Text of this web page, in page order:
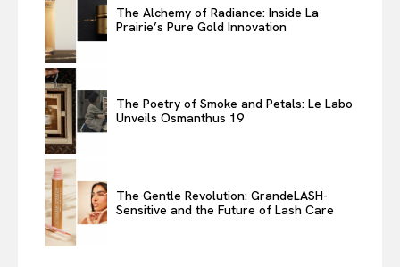
The Alchemy of Radiance: Inside La
Prairie’s Pure Gold Innovation
The Poetry of Smoke and Petals: Le Labo
Unveils Osmanthus 19
The Gentle Revolution: GrandeLASH-
Sensitive and the Future of Lash Care